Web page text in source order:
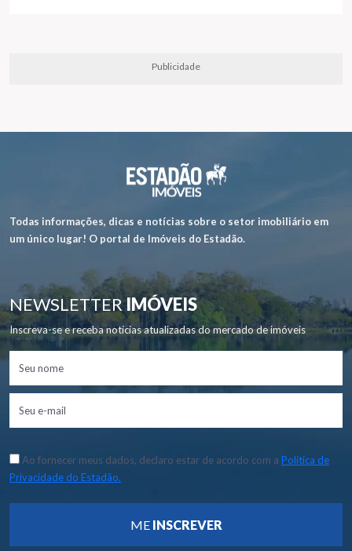
Publicidade
Todas informações, dicas e notícias sobre o setor imobiliário em
um único lugar! O portal de Imóveis do Estadão.
NEWSLETTERIMÓVEIS
Inscreva-se e receba notícias atualizadas do mercado de imóveis
Ao fornecer meus dados, declaro estar de acordo com a Política de
Privacidade do Estadão.
ME INSCREVER